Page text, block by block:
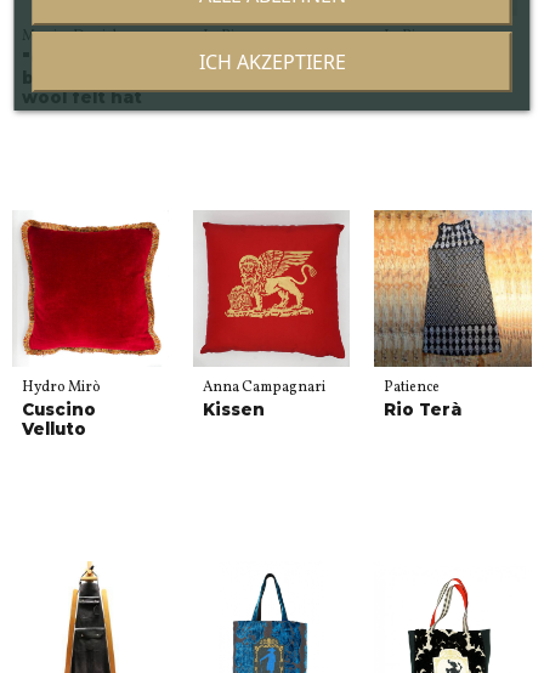
Monica Daniele
wool felt hat
La Ricerca
Wind Maske
La Ricerca
Hydro Mirò
Cuscino
Velluto
Anna Campagnari
Kissen
Patience
Rio Terà
ICH AKZEPTIERE